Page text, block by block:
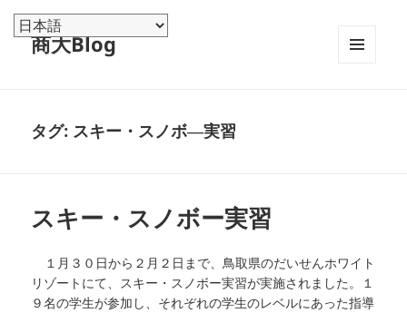
商大Blog
タグ: スキー・スノボ―実習
スキー・スノボー実習
１月３０日から２月２日まで、鳥取県のだいせんホワイト
リゾートにて、スキー・スノボー実習が実施されました。１
９名の学生が参加し、それぞれの学生のレベルにあった指導